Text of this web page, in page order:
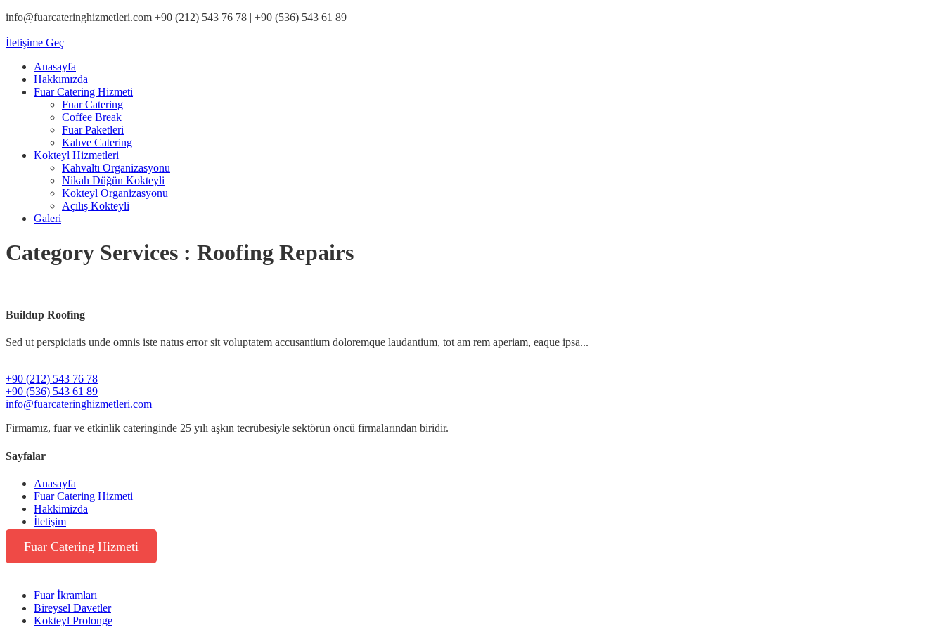
info@fuarcateringhizmetleri.com +90 (212) 543 76 78‬ | +90 (536) 543 61 89‬
İletişime Geç
Anasayfa
Hakkımızda
Fuar Catering Hizmeti
Fuar Catering
Coffee Break
Fuar Paketleri
Kahve Catering
Kokteyl Hizmetleri
Kahvaltı Organizasyonu
Nikah Düğün Kokteyli
Kokteyl Organizasyonu
Açılış Kokteyli
Galeri
Category Services : Roofing Repairs
Buildup Roofing
Sed ut perspiciatis unde omnis iste natus error sit voluptatem accusantium doloremque laudantium, tot am rem aperiam, eaque ipsa...
+90 (212) 543 76 78‬
‪+90 (536) 543 61 89‬
info@fuarcateringhizmetleri.com
Firmamız, fuar ve etkinlik cateringinde 25 yılı aşkın tecrübesiyle sektörün öncü firmalarından biridir.
Sayfalar
Anasayfa
Fuar Catering Hizmeti
Hakkimizda
İletişim
Fuar Catering Hizmeti
Fuar İkramları
Bireysel Davetler
Kokteyl Prolonge